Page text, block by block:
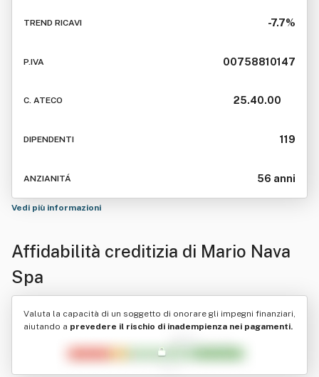
TREND RICAVI -7.7%
P.IVA 00758810147
C. ATECO 25.40.00
DIPENDENTI 119
ANZIANITÁ 56 anni
Vedi più informazioni
Affidabilità creditizia di Mario Nava
Spa
Valuta la capacità di un soggetto di onorare gli impegni finanziari,
aiutando a prevedere il rischio di inadempienza nei pagamenti.